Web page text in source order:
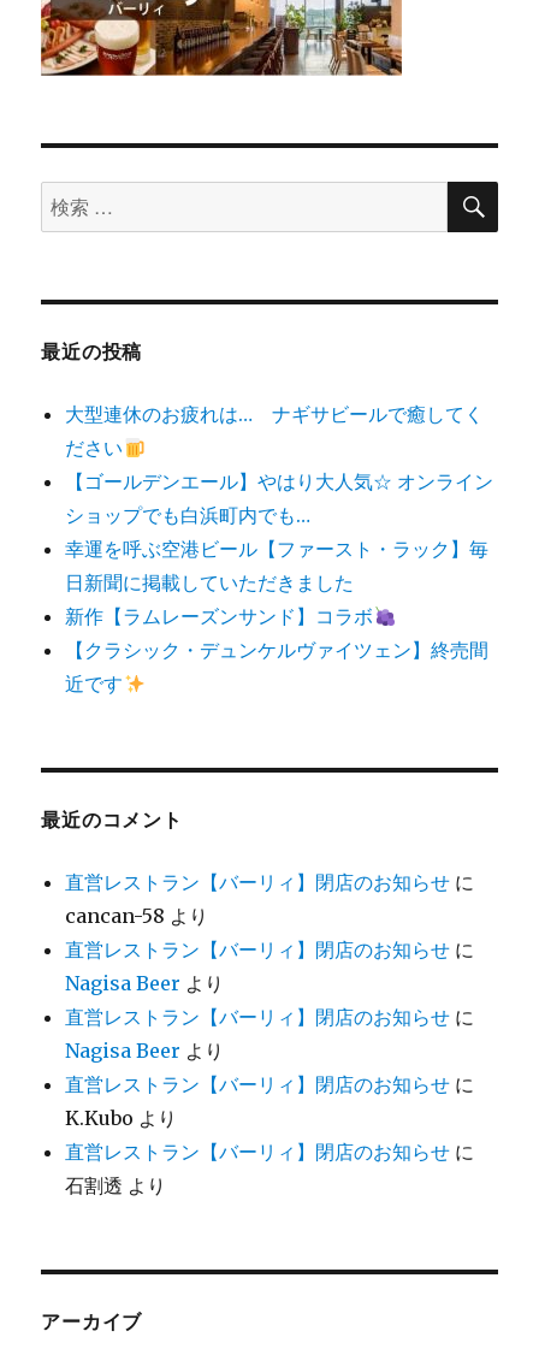
検
索
象:
検
最近の投稿
大型連休のお疲れは… ナギサビールで癒してく
ださい
【ゴールデンエール】やはり大人気☆ オンライン
ショップでも白浜町内でも…
幸運を呼ぶ空港ビール【ファースト・ラック】毎
日新聞に掲載していただきました
新作【ラムレーズンサンド】コラボ
【クラシック・デュンケルヴァイツェン】終売間
近です
最近のコメント
直営レストラン【バーリィ】閉店のお知らせ に
cancan-58 より
直営レストラン【バーリィ】閉店のお知らせ に
Nagisa Beer より
直営レストラン【バーリィ】閉店のお知らせ に
Nagisa Beer より
直営レストラン【バーリィ】閉店のお知らせ に
K.Kubo より
直営レストラン【バーリィ】閉店のお知らせ に
石割透 より
アーカイブ